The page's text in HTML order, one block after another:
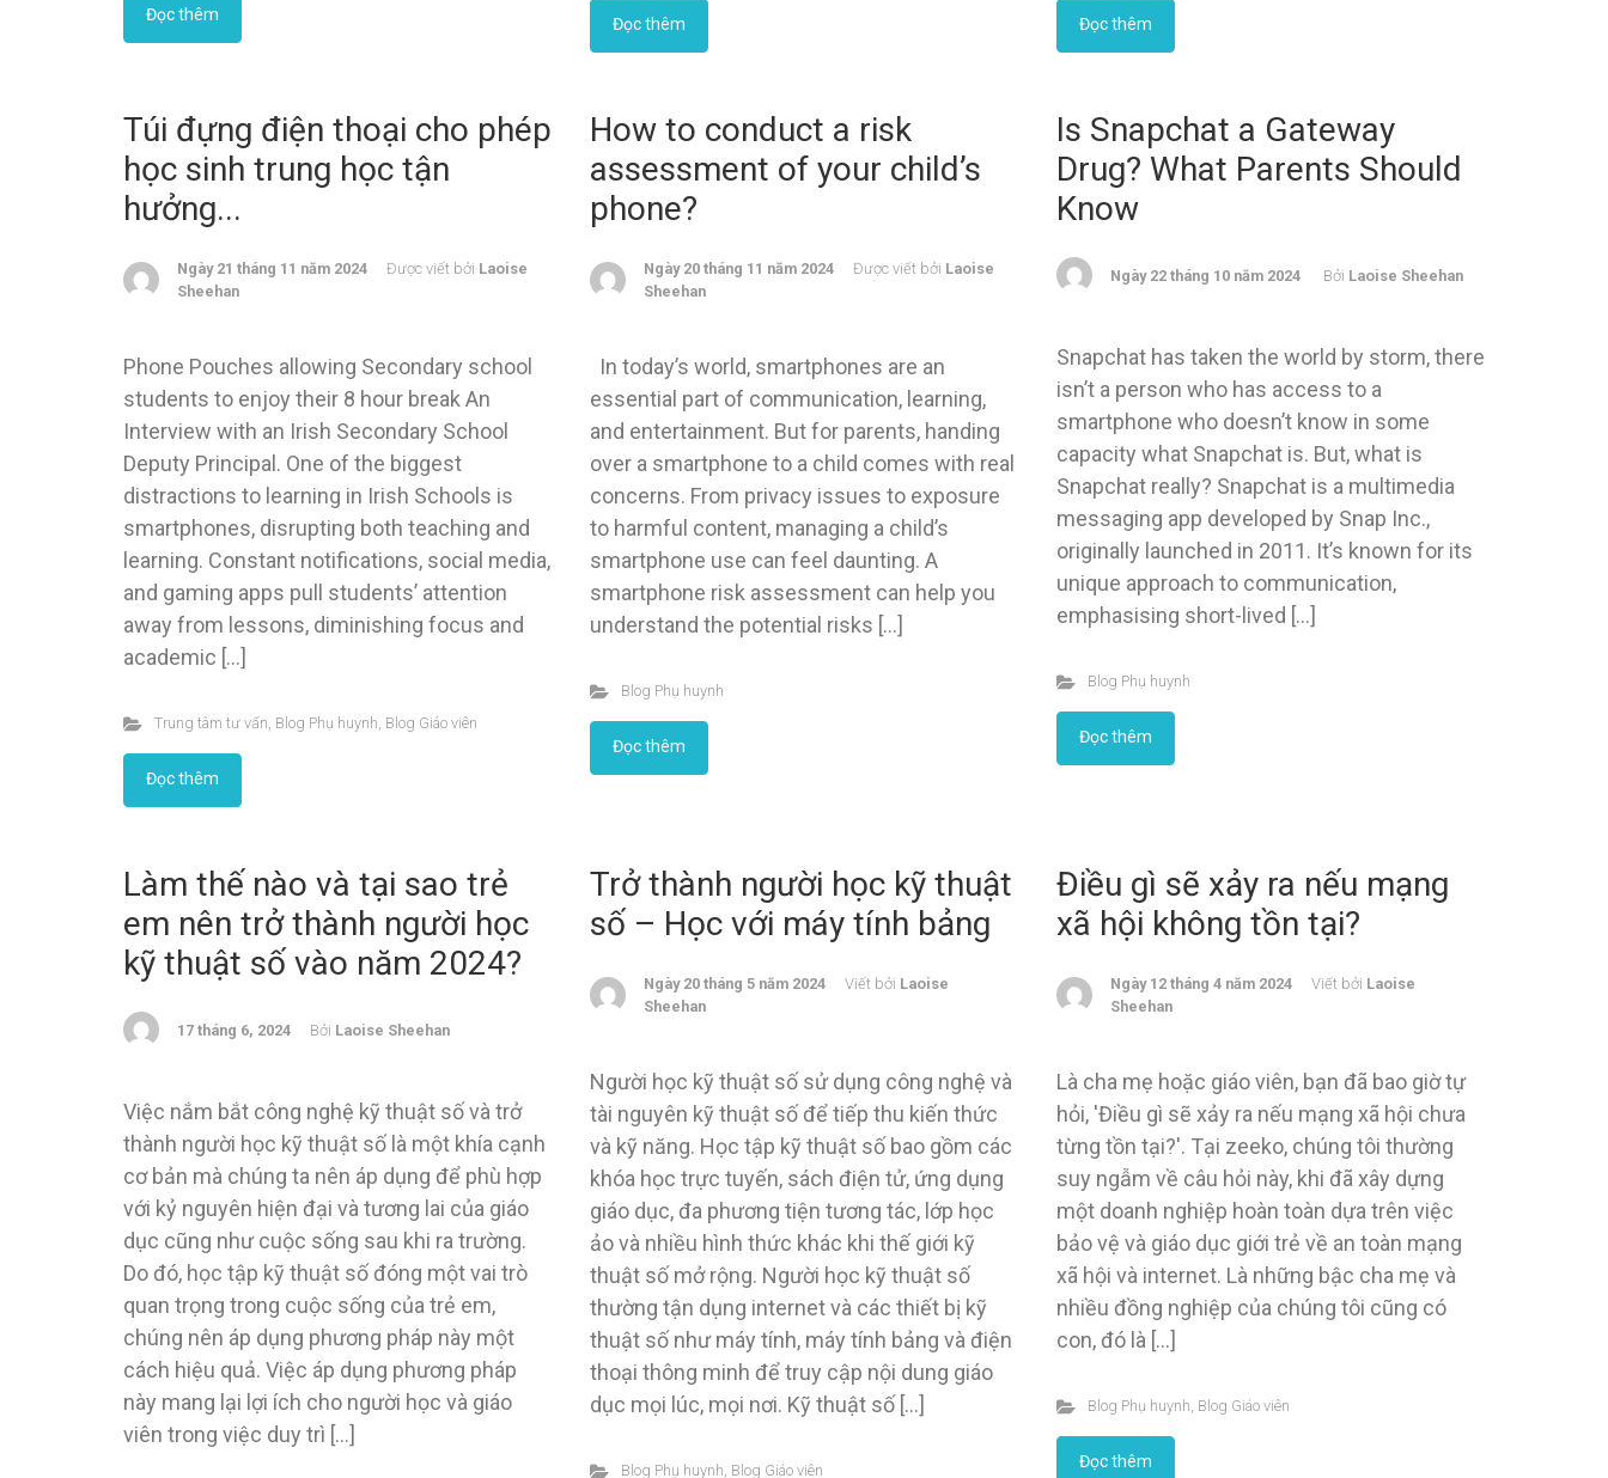
Đọc thêm Đọc thêm Đọc thêm
Túi đựng điện thoại cho phép
học sinh trung học tận
hưởng...
Ngày 21 tháng 11 năm 2024 Được viết bởi Laoise
Sheehan
Phone Pouches allowing Secondary school
students to enjoy their 8 hour break An
Interview with an Irish Secondary School
Deputy Principal. One of the biggest
distractions to learning in Irish Schools is
smartphones, disrupting both teaching and
learning. Constant notifications, social media,
and gaming apps pull students’ attention
away from lessons, diminishing focus and
academic […]
Trung tâm tư vấn, Blog Phụ huynh, Blog Giáo viên
Đọc thêm
How to conduct a risk
assessment of your child’s
phone?
Ngày 20 tháng 11 năm 2024 Được viết bởi Laoise
Sheehan
In today’s world, smartphones are an
essential part of communication, learning,
and entertainment. But for parents, handing
over a smartphone to a child comes with real
concerns. From privacy issues to exposure
to harmful content, managing a child’s
smartphone use can feel daunting. A
smartphone risk assessment can help you
understand the potential risks […]
Blog Phụ huynh
Đọc thêm
Is Snapchat a Gateway
Drug? What Parents Should
Know
Ngày 22 tháng 10 năm 2024 Bởi Laoise Sheehan
Snapchat has taken the world by storm, there
isn’t a person who has access to a
smartphone who doesn’t know in some
capacity what Snapchat is. But, what is
Snapchat really? Snapchat is a multimedia
messaging app developed by Snap Inc.,
originally launched in 2011. It’s known for its
unique approach to communication,
emphasising short-lived […]
Blog Phụ huynh
Đọc thêm
Làm thế nào và tại sao trẻ
em nên trở thành người học
kỹ thuật số vào năm 2024?
17 tháng 6, 2024 Bởi Laoise Sheehan
Việc nắm bắt công nghệ kỹ thuật số và trở
thành người học kỹ thuật số là một khía cạnh
cơ bản mà chúng ta nên áp dụng để phù hợp
với kỷ nguyên hiện đại và tương lai của giáo
dục cũng như cuộc sống sau khi ra trường.
Do đó, học tập kỹ thuật số đóng một vai trò
quan trọng trong cuộc sống của trẻ em,
chúng nên áp dụng phương pháp này một
cách hiệu quả. Việc áp dụng phương pháp
này mang lại lợi ích cho người học và giáo
viên trong việc duy trì […]
Trở thành người học kỹ thuật
số – Học với máy tính bảng
Ngày 20 tháng 5 năm 2024 Viết bởi Laoise
Sheehan
Người học kỹ thuật số sử dụng công nghệ và
tài nguyên kỹ thuật số để tiếp thu kiến thức
và kỹ năng. Học tập kỹ thuật số bao gồm các
khóa học trực tuyến, sách điện tử, ứng dụng
giáo dục, đa phương tiện tương tác, lớp học
ảo và nhiều hình thức khác khi thế giới kỹ
thuật số mở rộng. Người học kỹ thuật số
thường tận dụng internet và các thiết bị kỹ
thuật số như máy tính, máy tính bảng và điện
thoại thông minh để truy cập nội dung giáo
dục mọi lúc, mọi nơi. Kỹ thuật số […]
Blog Phụ huynh, Blog Giáo viên
Điều gì sẽ xảy ra nếu mạng
xã hội không tồn tại?
Ngày 12 tháng 4 năm 2024 Viết bởi Laoise
Sheehan
Là cha mẹ hoặc giáo viên, bạn đã bao giờ tự
hỏi, 'Điều gì sẽ xảy ra nếu mạng xã hội chưa
từng tồn tại?'. Tại zeeko, chúng tôi thường
suy ngẫm về câu hỏi này, khi đã xây dựng
một doanh nghiệp hoàn toàn dựa trên việc
bảo vệ và giáo dục giới trẻ về an toàn mạng
xã hội và internet. Là những bậc cha mẹ và
nhiều đồng nghiệp của chúng tôi cũng có
con, đó là […]
Blog Phụ huynh, Blog Giáo viên
Đọc thêm